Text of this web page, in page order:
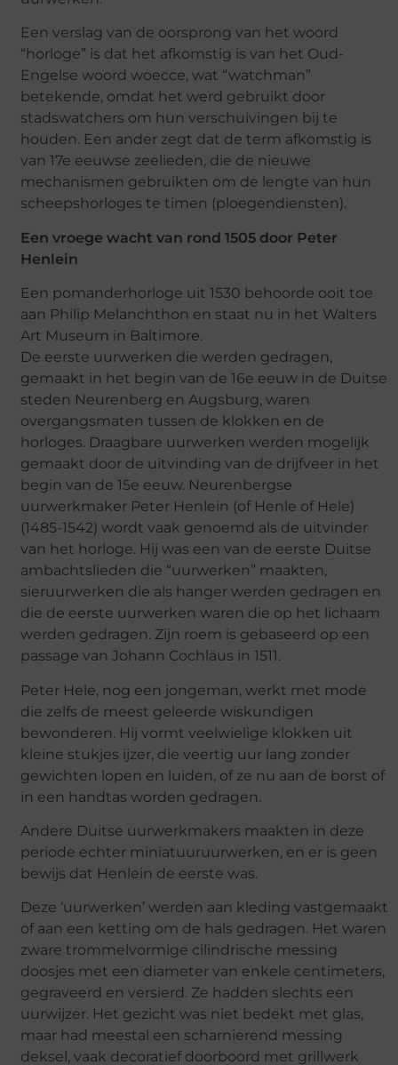
Een verslag van de oorsprong van het woord
“horloge” is dat het afkomstig is van het Oud-
Engelse woord woecce, wat “watchman”
betekende, omdat het werd gebruikt door
stadswatchers om hun verschuivingen bij te
houden. Een ander zegt dat de term afkomstig is
van 17e eeuwse zeelieden, die de nieuwe
mechanismen gebruikten om de lengte van hun
scheepshorloges te timen (ploegendiensten).
Een vroege wacht van rond 1505 door Peter
Henlein
Een pomanderhorloge uit 1530 behoorde ooit toe
aan Philip Melanchthon en staat nu in het Walters
Art Museum in Baltimore.
De eerste uurwerken die werden gedragen,
gemaakt in het begin van de 16e eeuw in de Duitse
steden Neurenberg en Augsburg, waren
overgangsmaten tussen de klokken en de
horloges. Draagbare uurwerken werden mogelijk
gemaakt door de uitvinding van de drijfveer in het
begin van de 15e eeuw. Neurenbergse
uurwerkmaker Peter Henlein (of Henle of Hele)
(1485-1542) wordt vaak genoemd als de uitvinder
van het horloge. Hij was een van de eerste Duitse
ambachtslieden die “uurwerken” maakten,
sieruurwerken die als hanger werden gedragen en
die de eerste uurwerken waren die op het lichaam
werden gedragen. Zijn roem is gebaseerd op een
passage van Johann Cochläus in 1511.
Peter Hele, nog een jongeman, werkt met mode
die zelfs de meest geleerde wiskundigen
bewonderen. Hij vormt veelwielige klokken uit
kleine stukjes ijzer, die veertig uur lang zonder
gewichten lopen en luiden, of ze nu aan de borst of
in een handtas worden gedragen.
Andere Duitse uurwerkmakers maakten in deze
periode echter miniatuuruurwerken, en er is geen
bewijs dat Henlein de eerste was.
Deze ‘uurwerken’ werden aan kleding vastgemaakt
of aan een ketting om de hals gedragen. Het waren
zware trommelvormige cilindrische messing
doosjes met een diameter van enkele centimeters,
gegraveerd en versierd. Ze hadden slechts een
uurwijzer. Het gezicht was niet bedekt met glas,
maar had meestal een scharnierend messing
deksel, vaak decoratief doorboord met grillwerk